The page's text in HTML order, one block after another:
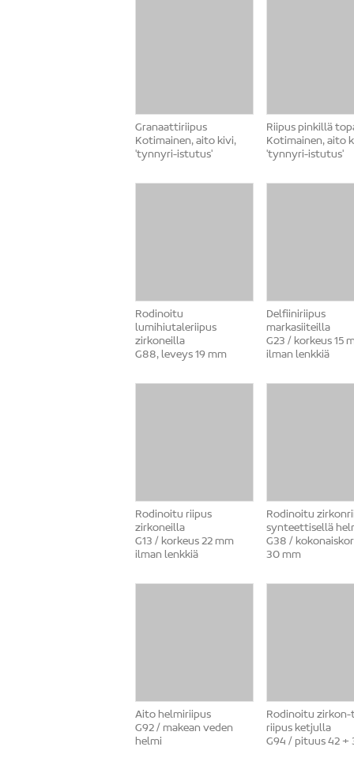
Granaattiriipus
Kotimainen, aito kivi,
'tynnyri-istutus'
Riipus pinkillä
Kotimainen, aito
'tynnyri-istutus'
Rodinoitu
lumihiutaleriipus
zirkoneilla
G88, leveys 19 mm
Delfiiniriipus
markasiiteilla
G23 / korkeus 15
ilman lenkkiä
Rodinoitu riipus
zirkoneilla
G13 / korkeus 22 mm
ilman lenkkiä
Rodinoitu
synteettisellä
G38 /
30 mm
Aito helmiriipus
G92 / makean veden
helmi
Rodinoitu
riipus ketjulla
G94 / pituus 42 +